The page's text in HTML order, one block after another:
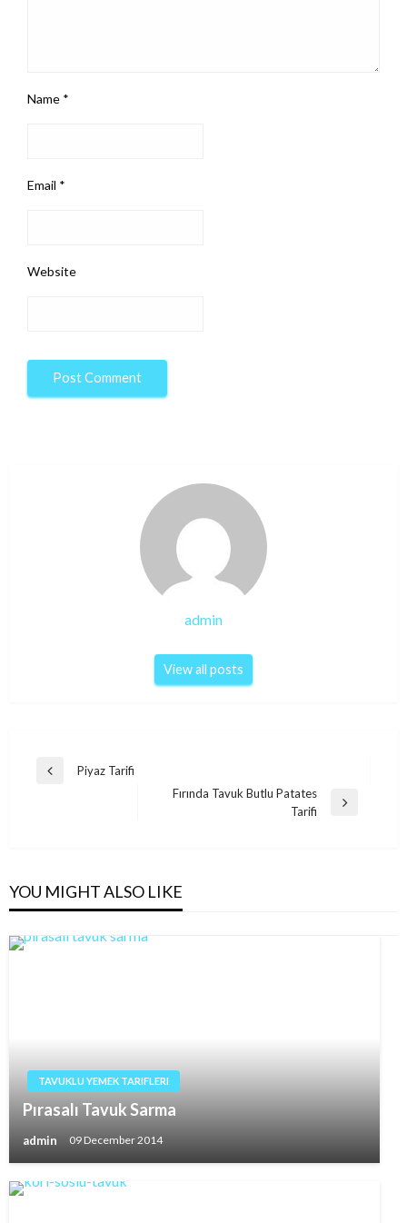
Name *
Email *
Website
admin
View all posts
Post
Previous
Piyaz Tarifi
Fırında Tavuk Butlu Patates
Tarifi
YOU MIGHT ALSO LIKE
TAVUKLU YEMEK TARIFLERI
Pırasalı Tavuk Sarma
admin 09 December 2014